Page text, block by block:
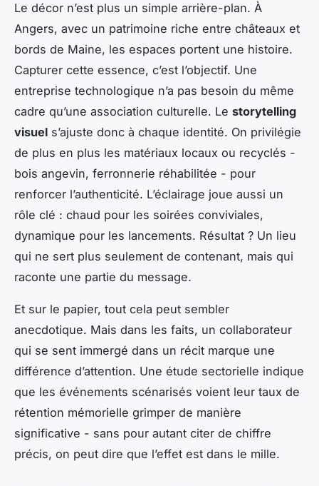
Le décor n’est plus un simple arrière-plan. À
Angers, avec un patrimoine riche entre châteaux et
bords de Maine, les espaces portent une histoire.
Capturer cette essence, c’est l’objectif. Une
entreprise technologique n’a pas besoin du même
cadre qu’une association culturelle. Le storytelling
visuel s’ajuste donc à chaque identité. On privilégie
de plus en plus les matériaux locaux ou recyclés -
bois angevin, ferronnerie réhabilitée - pour
renforcer l’authenticité. L’éclairage joue aussi un
rôle clé : chaud pour les soirées conviviales,
dynamique pour les lancements. Résultat ? Un lieu
qui ne sert plus seulement de contenant, mais qui
raconte une partie du message.
Et sur le papier, tout cela peut sembler
anecdotique. Mais dans les faits, un collaborateur
qui se sent immergé dans un récit marque une
différence d’attention. Une étude sectorielle indique
que les événements scénarisés voient leur taux de
rétention mémorielle grimper de manière
significative - sans pour autant citer de chiffre
précis, on peut dire que l’effet est dans le mille.